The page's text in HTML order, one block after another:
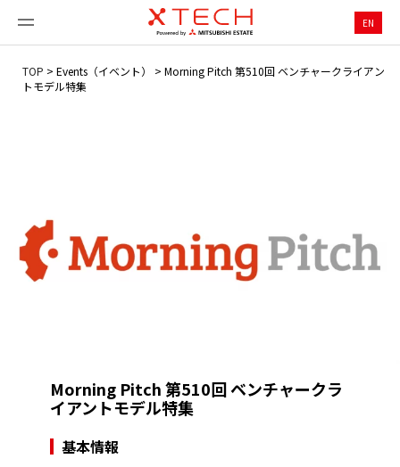
EN
TOP > Events（イベント） > Morning Pitch 第510回 ベンチャークライアン
トモデル特集
Morning Pitch 第510回 ベンチャークラ
イアントモデル特集
基本情報